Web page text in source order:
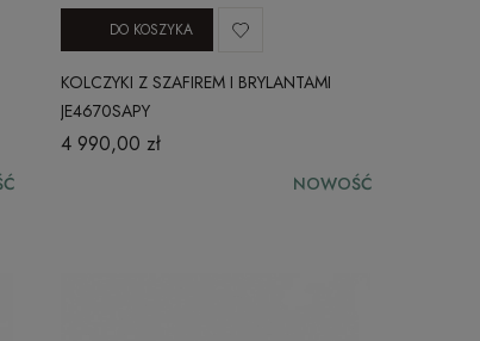
KOLCZYKI Z SZAFIREM I BRYLANTAMI
JE4670SAPY
4 990,00 zł
DO KOSZYKA
NOWOŚĆ